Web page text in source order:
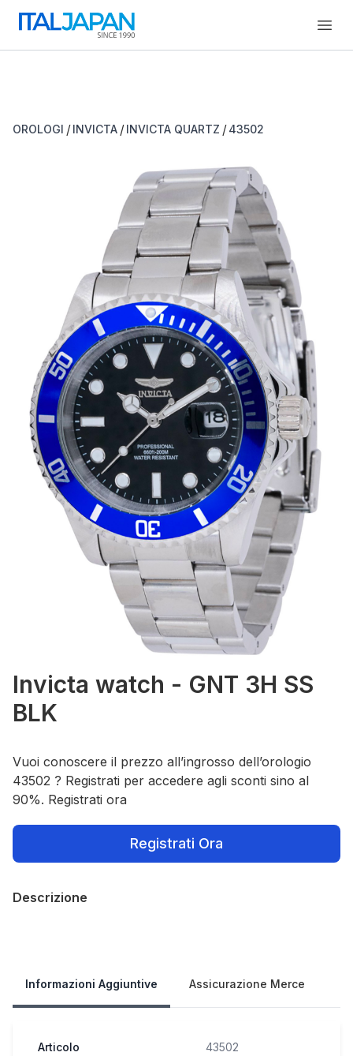
OROLOGI / INVICTA / INVICTA QUARTZ / 43502
Invicta watch - GNT 3H SS
BLK
Vuoi conoscere il prezzo all’ingrosso dell’orologio
43502 ? Registrati per accedere agli sconti sino al
90%. Registrati ora
Registrati Ora
Descrizione
Informazioni Aggiuntive Assicurazione Merce
Articolo 43502